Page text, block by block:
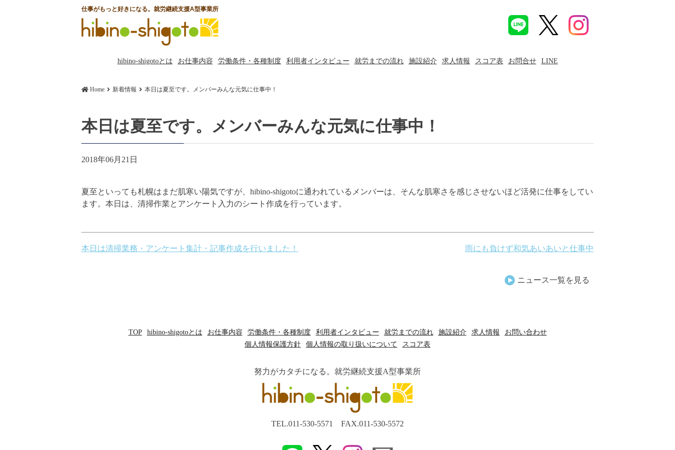
仕事がもっと好きになる。就労継続支援A型事業所
hibino-shigotoとは お仕事内容 労働条件・各種制度 利用者インタビュー 就労までの流れ 施設紹介 求人情報 スコア表 お問合せ LINE
Home 新着情報 本日は夏至です。メンバーみんな元気に仕事中！
本日は夏至です。メンバーみんな元気に仕事中！
2018年06月21日
夏至といっても札幌はまだ肌寒い陽気ですが、hibino-shigotoに通われているメンバーは、そんな肌寒さを感じさせないほど活発に仕事をしてい
ます。本日は、清掃作業とアンケート入力のシート作成を行っています。
投
本日は清掃業務・アンケート集計・記事作成を行いました！ 雨にも負けず和気あいあいと仕事中
ニュース一覧を見る
TOP hibino-shigotoとは お仕事内容 労働条件・各種制度 利用者インタビュー 就労までの流れ 施設紹介 求人情報
お問い合わせ
個人情報保護方針
個人情報の取り扱いについて スコア表
努力がカタチになる。就労継続支援A型事業所
TEL.011-530-5571 FAX.011-530-5572